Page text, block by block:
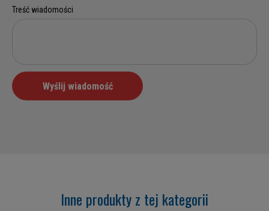
Inne produkty z tej kategorii